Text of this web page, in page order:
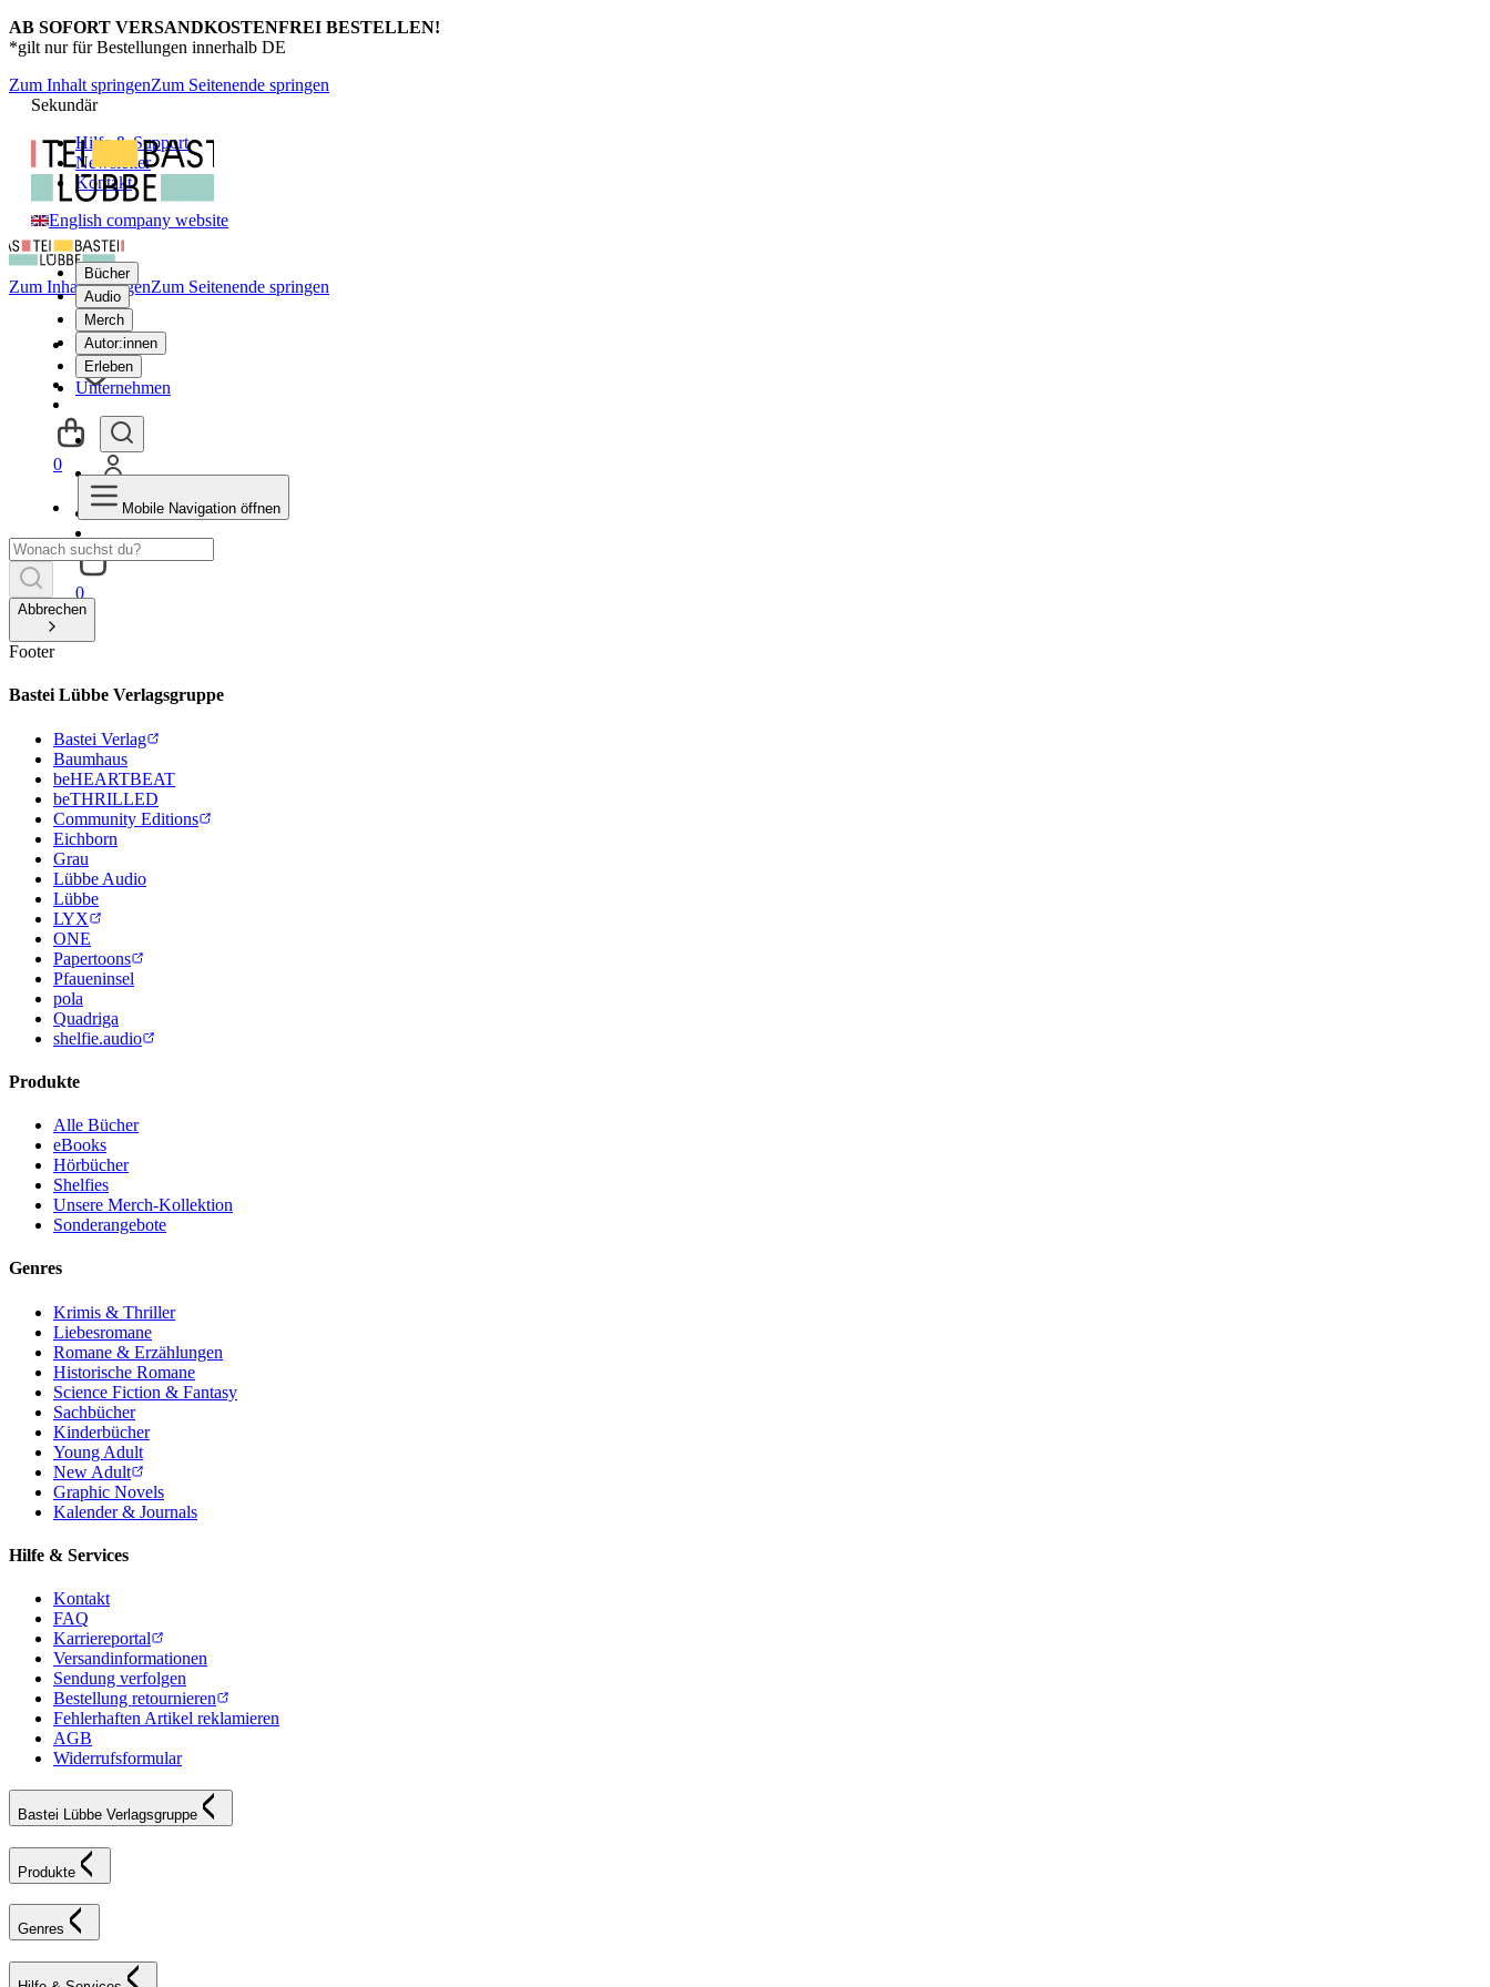
AB SOFORT VERSANDKOSTENFREI BESTELLEN!
*gilt nur für Bestellungen innerhalb DE
Zum Inhalt springenZum Seitenende springen
Sekundär
Hilfe & Support
Newsletter
Kontakt
English company website
Bücher
Audio
Merch
Autor:innen
Erleben
Unternehmen
0
Zum Inhalt springenZum Seitenende springen
0
Mobile Navigation öffnen
Abbrechen
Footer
Bastei Lübbe Verlagsgruppe
Bastei Verlag
Baumhaus
beHEARTBEAT
beTHRILLED
Community Editions
Eichborn
Grau
Lübbe Audio
Lübbe
LYX
ONE
Papertoons
Pfaueninsel
pola
Quadriga
shelfie.audio
Produkte
Alle Bücher
eBooks
Hörbücher
Shelfies
Unsere Merch-Kollektion
Sonderangebote
Genres
Krimis & Thriller
Liebesromane
Romane & Erzählungen
Historische Romane
Science Fiction & Fantasy
Sachbücher
Kinderbücher
Young Adult
New Adult
Graphic Novels
Kalender & Journals
Hilfe & Services
Kontakt
FAQ
Karriereportal
Versandinformationen
Sendung verfolgen
Bestellung retournieren
Fehlerhaften Artikel reklamieren
AGB
Widerrufsformular
Bastei Lübbe Verlagsgruppe
Produkte
Genres